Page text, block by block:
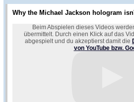
Why the Michael Jackson hologram
Beim Abspielen dieses Videos
übermittelt. Durch einen Klick auf das
abgespielt und du akzeptierst damit die
von YouTube bzw.